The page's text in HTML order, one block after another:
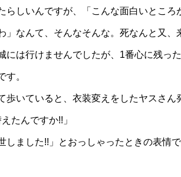
らしいんですが、「こんな面白いところ
」なんて、そんなそんな。死なんと又、
には行けませんでしたが、1番心に残っ
す。
歩いていると、衣装変えをしたヤスさん
たんですか!!」
しました!!」とおっしゃったときの表情で